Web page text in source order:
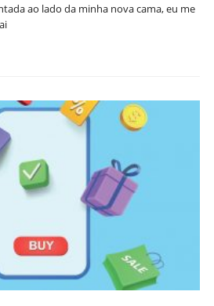
ao lado da minha nova cama, eu me